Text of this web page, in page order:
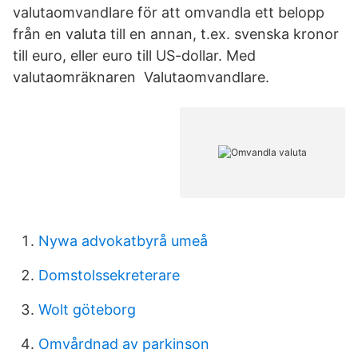
valutaomvandlare för att omvandla ett belopp
från en valuta till en annan, t.ex. svenska kronor
till euro, eller euro till US-dollar. Med
valutaomräknaren Valutaomvandlare.
Nywa advokatbyrå umeå
Domstolssekreterare
Wolt göteborg
Omvårdnad av parkinson